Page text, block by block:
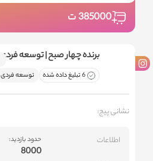
385000ت
برنده چهار صبح | توسعه فردی
6 تبلیغ داده شده توسعه فردی
نشانی پیج:
اطلاعات حدود بازدید:
8000